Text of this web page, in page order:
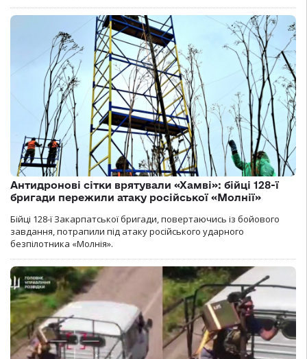
Антидронові сітки врятували «Хамві»: бійці 128-ї
бригади пережили атаку російської «Молнії»
Бійці 128-ї Закарпатської бригади, повертаючись із бойового
завдання, потрапили під атаку російського ударного
безпілотника «Молнія».